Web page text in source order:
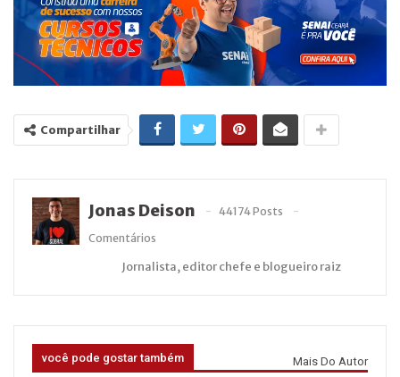
Compartilhar
Jonas Deison
44174 Posts
Comentários
Jornalista, editor chefe e blogueiro raiz
você pode gostar também Mais Do Autor